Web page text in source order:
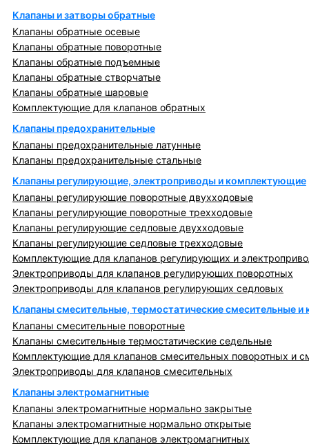
Клапаны и затворы обратные
Клапаны обратные осевые
Клапаны обратные поворотные
Клапаны обратные подъемные
Клапаны обратные створчатые
Клапаны обратные шаровые
Комплектующие для клапанов обратных
Клапаны предохранительные
Клапаны предохранительные латунные
Клапаны предохранительные стальные
Клапаны регулирующие, электроприводы и комплектующие
Клапаны регулирующие поворотные двухходовые
Клапаны регулирующие поворотные трехходовые
Клапаны регулирующие седловые двухходовые
Клапаны регулирующие седловые трехходовые
Комплектующие для клапанов регулирующих и
Электроприводы для клапанов регулирующих поворотных
Электроприводы для клапанов регулирующих седловых
Клапаны смесительные, термостатические смесительные
Клапаны смесительные поворотные
Клапаны смесительные термостатические седельные
Комплектующие для клапанов смесительных поворотных и
Электроприводы для клапанов смесительных
Клапаны электромагнитные
Клапаны электромагнитные нормально закрытые
Клапаны электромагнитные нормально открытые
Комплектующие для клапанов электромагнитных